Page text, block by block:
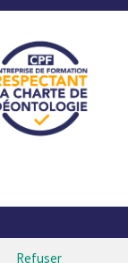
Refuser